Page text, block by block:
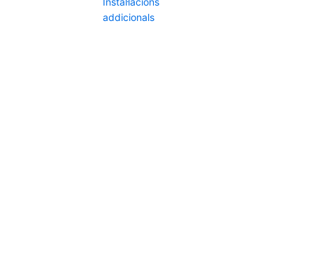
addicionals